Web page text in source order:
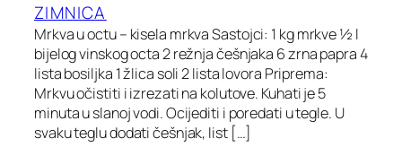
ZIMNICA
Mrkva u octu – kisela mrkva Sastojci: 1 kg mrkve ½ l
bijelog vinskog octa 2 režnja češnjaka 6 zrna papra 4
lista bosiljka 1 žlica soli 2 lista lovora Priprema:
Mrkvu očistiti i izrezati na kolutove. Kuhati je 5
minuta u slanoj vodi. Ocijediti i poredati u tegle. U
svaku teglu dodati češnjak, list […]